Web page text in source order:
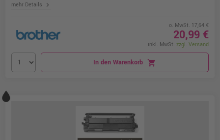
mehr Details chevron_right
o. MwSt. 17,64 €
20,99 €
inkl. MwSt. zzgl. Versand
In den Warenkorb shopping_cart